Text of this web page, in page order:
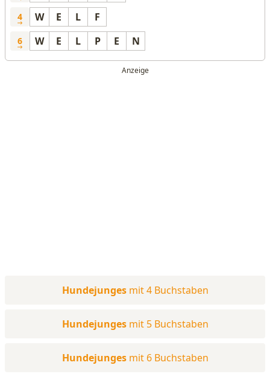
4 W E L F
6 W E L P E N
Hundejunges mit 4 Buchstaben
Hundejunges mit 5 Buchstaben
Hundejunges mit 6 Buchstaben